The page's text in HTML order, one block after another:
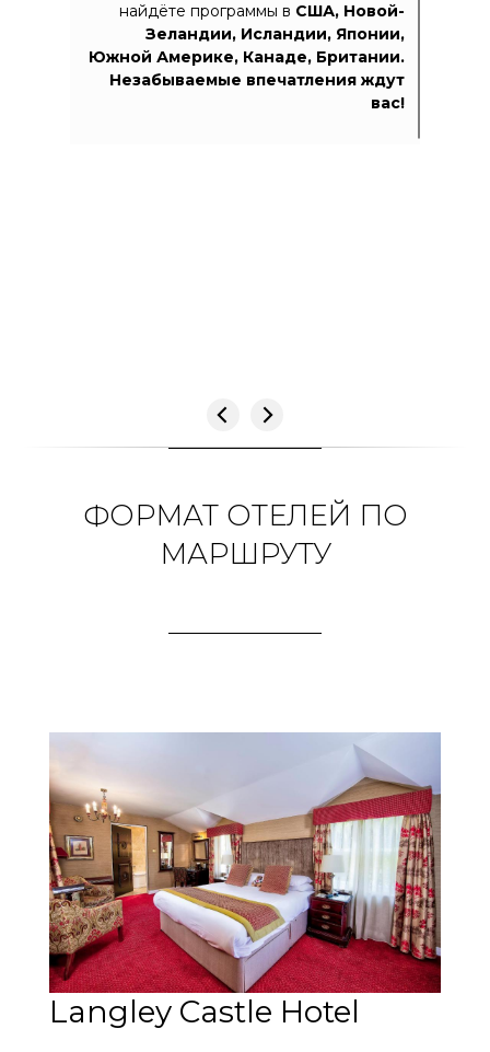
найдёте программы в США, Новой-
Зеландии, Исландии, Японии,
Южной Америке, Канаде, Британии.
Незабываемые впечатления ждут
вас!
ФОРМАТ ОТЕЛЕЙ ПО
МАРШРУТУ
Langley Castle Hotel